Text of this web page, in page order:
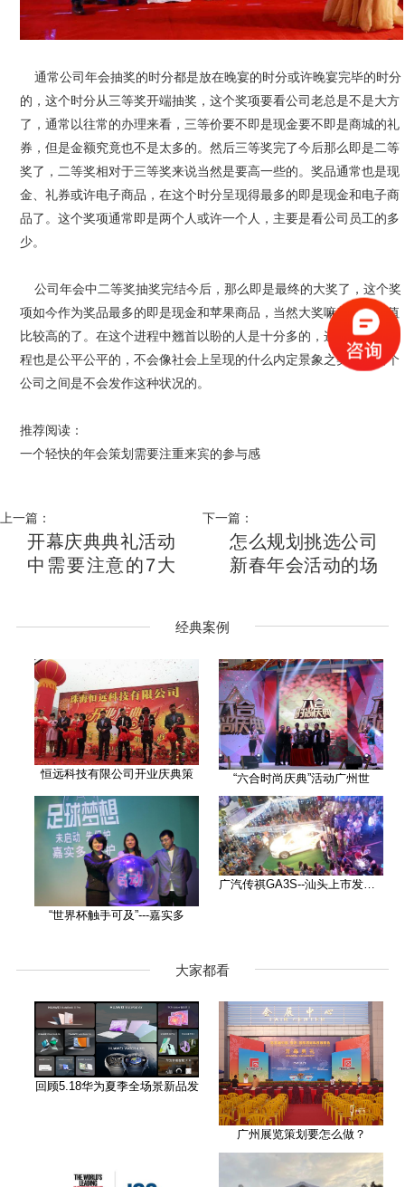
通常公司年会抽奖的时分都是放在晚宴的时分或许晚宴完毕的时分
的，这个时分从三等奖开端抽奖，这个奖项要看公司老总是不是大方
了，通常以往常的办理来看，三等价要不即是现金要不即是商城的礼
券，但是金额究竟也不是太多的。然后三等奖完了今后那么即是二等
奖了，二等奖相对于三等奖来说当然是要高一些的。奖品通常也是现
金、礼券或许电子商品，在这个时分呈现得最多的即是现金和电子商
品了。这个奖项通常即是两个人或许一个人，主要是看公司员工的多
少。
公司年会中二等奖抽奖完结今后，那么即是最终的大奖了，这个奖
项如今作为奖品最多的即是现金和苹果商品，当然大奖嘛都还是价值
比较高的了。在这个进程中翘首以盼的人是十分多的，这个抽奖的进
程也是公平公平的，不会像社会上呈现的什么内定景象之类的，自个
公司之间是不会发作这种状况的。
推荐阅读：
一个轻快的年会策划需要注重来宾的参与感
上一篇：
开幕庆典典礼活动
中需要注意的7大
下一篇：
怎么规划挑选公司
新春年会活动的场
经典案例
恒远科技有限公司开业庆典策 “六合时尚庆典”活动广州世
“世界杯触手可及”---嘉实多
广汽传祺GA3S--汕头上市发布会
大家都看
回顾5.18华为夏季全场景新品发
广州展览策划要怎么做？